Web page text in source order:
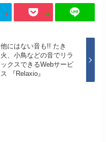
他にはない音も!! たき
火、小鳥などの音でリラ
ックスできるWebサービ
ス 『Relaxio』